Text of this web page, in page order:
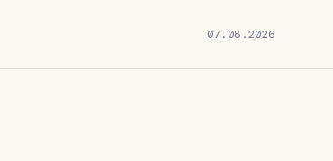
07.08.2026